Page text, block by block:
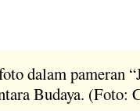
dalam pameran
Budaya. (Foto: